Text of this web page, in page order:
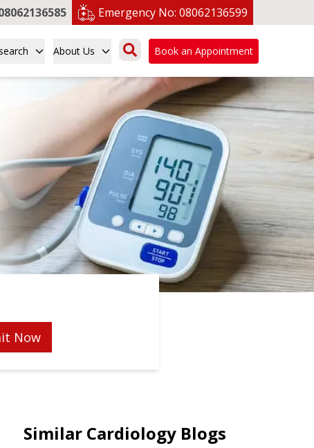
Emergency No: 08062136599
About Us Book an Appointment
Now
Similar Cardiology Blogs